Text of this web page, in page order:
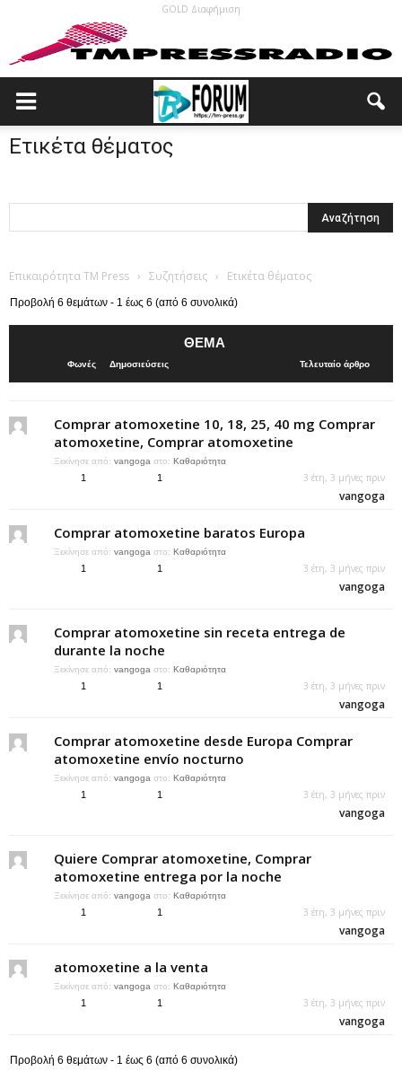
GOLD Διαφήμιση
Ετικέτα θέματος
Επικαιρότητα TM Press › Συζητήσεις › Ετικέτα θέματος
Προβολή 6 θεμάτων - 1 έως 6 (από 6 συνολικά)
ΘΈΜΑ
Φωνές Δημοσιεύσεις Τελευταίο άρθρο
Comprar atomoxetine 10, 18, 25, 40 mg Comprar
atomoxetine, Comprar atomoxetine
Ξεκίνησε από: vangoga στο: Καθαριότητα
1 1 3 έτη, 3 μήνες πριν
vangoga
Comprar atomoxetine baratos Europa
Ξεκίνησε από: vangoga στο: Καθαριότητα
1 1 3 έτη, 3 μήνες πριν
vangoga
Comprar atomoxetine sin receta entrega de
durante la noche
Ξεκίνησε από: vangoga στο: Καθαριότητα
1 1 3 έτη, 3 μήνες πριν
vangoga
Comprar atomoxetine desde Europa Comprar
atomoxetine envío nocturno
Ξεκίνησε από: vangoga στο: Καθαριότητα
1 1 3 έτη, 3 μήνες πριν
vangoga
Quiere Comprar atomoxetine, Comprar
atomoxetine entrega por la noche
Ξεκίνησε από: vangoga στο: Καθαριότητα
1 1 3 έτη, 3 μήνες πριν
vangoga
atomoxetine a la venta
Ξεκίνησε από: vangoga στο: Καθαριότητα
1 1 3 έτη, 3 μήνες πριν
vangoga
Προβολή 6 θεμάτων - 1 έως 6 (από 6 συνολικά)